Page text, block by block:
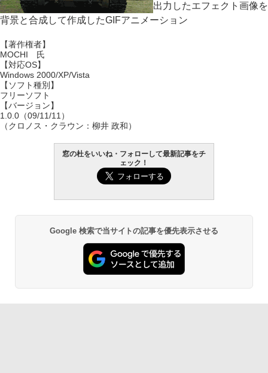
出力したエフェクト画像を
背景と合成して作成したGIFアニメーション
【著作権者】
MOCHI 氏
【対応OS】
Windows 2000/XP/Vista
【ソフト種別】
フリーソフト
【バージョン】
1.0.0（09/11/11）
（クロノス・クラウン：柳井 政和）
窓の杜をいいね・フォローして最新記事をチ
ェック！
Google 検索で当サイトの記事を優先表示させる